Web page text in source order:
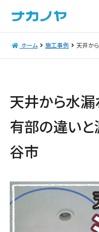
ホーム 施工事例 天井から水
天井から水漏
有部の違い
谷市